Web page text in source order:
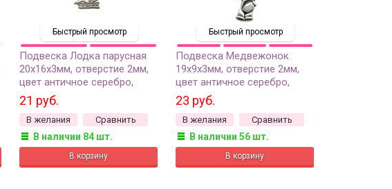
Быстрый просмотр
Подвеска Лодка парусная
20х16х3мм, отверстие 2мм,
цвет античное серебро,
сплав металлов, 22-070, 1шт
21 руб.
В желания Сравнить
В наличии 84 шт.
Быстрый просмотр
Подвеска Медвежонок
19х9х3мм, отверстие 2мм,
цвет античное серебро,
сплав металлов, 22-005, 2шт
23 руб.
В желания Сравнить
В наличии 56 шт.